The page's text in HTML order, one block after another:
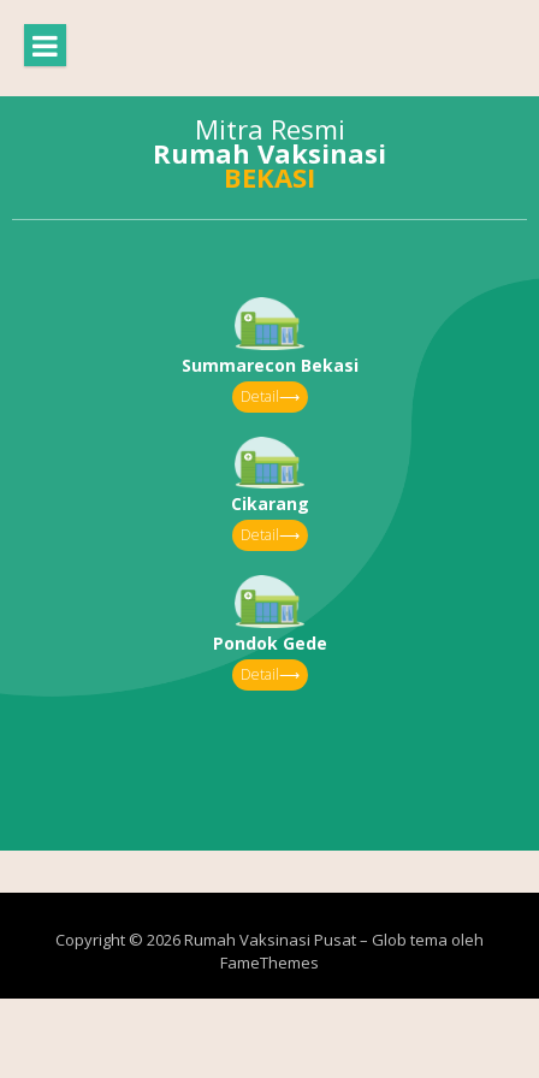
Mitra Resmi
Rumah Vaksinasi
BEKASI
Summarecon Bekasi
Detail⟶
Cikarang
Detail⟶
Pondok Gede
Detail⟶
Copyright © 2026 Rumah Vaksinasi Pusat– Glob tema oleh
FameThemes